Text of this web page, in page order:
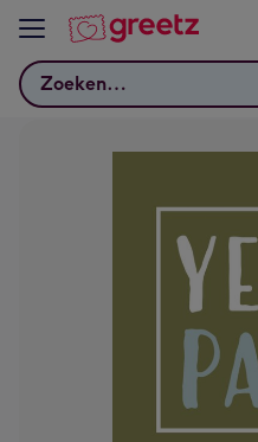
Bekijk meer
Zoeken